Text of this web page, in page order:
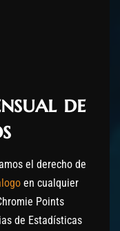
de
el derecho de
en cualquier
Points
de Estadísticas